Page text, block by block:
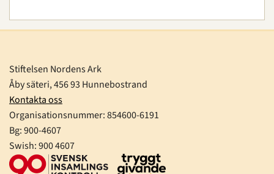
Stiftelsen Nordens Ark
Åby säteri, 456 93 Hunnebostrand
Kontakta oss
Organisationsnummer:854600-6191
Bg: 900-4607
Swish: 900 4607